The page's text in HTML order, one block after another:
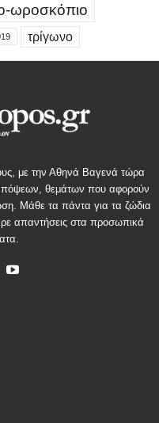
ωροσκόπιο
τρίγωνο
με την Αθηνά Βαγενά τώρα
θεμάτων που αφορούν
Μάθε τα πάντα για τα ζώδια
απαντήσεις στα προσωπικά